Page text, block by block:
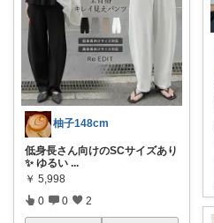
柚子148cm
低身長さん向けのSCサイズあり
✨ ゆるい ...
￥ 5,998
0 0 2